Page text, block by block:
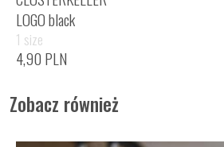
LOGO black
1 size
4,90 PLN
Zobacz również